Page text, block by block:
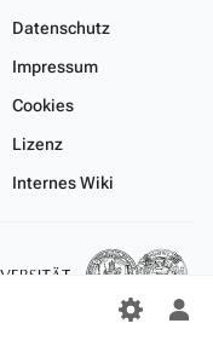
Datenschutz
Impressum
Cookies
Lizenz
Internes Wiki